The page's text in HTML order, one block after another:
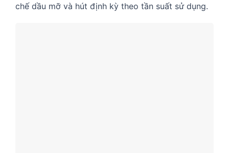
chế dầu mỡ và hút định kỳ theo tần suất sử dụng.